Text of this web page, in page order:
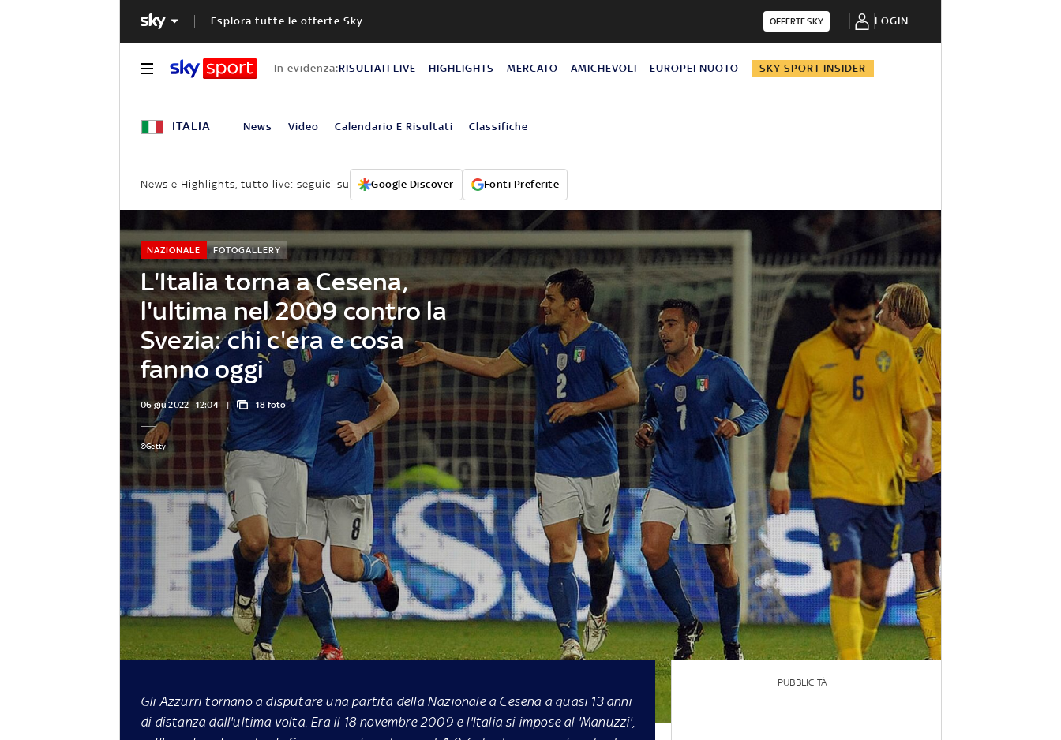
Esplora tutte le offerte Sky OFFERTE SKY LOGIN
In evidenza:RISULTATI LIVE HIGHLIGHTS MERCATO AMICHEVOLI EUROPEI NUOTO SKY SPORT INSIDER
ITALIA News Video Calendario E Risultati Classifiche
News e Highlights, tutto live: seguici su Google Discover Fonti Preferite
L'Italia torna a Cesena,
l'ultima nel 2009 contro la
Svezia: chi c'era e cosa
fanno oggi
NAZIONALE FOTOGALLERY
06 giu 2022 - 12:04 18 foto
©Getty
Gli Azzurri tornano a disputare una partita della Nazionale a Cesena a quasi 13 anni
di distanza dall'ultima volta. Era il 18 novembre 2009 e l'Italia si impose al 'Manuzzi',
PUBBLICITÀ